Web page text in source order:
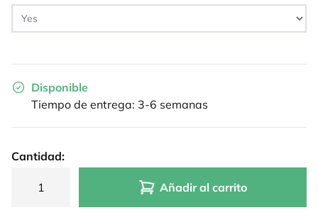
Disponible
Tiempo de entrega: 3-6 semanas
Cantidad:
Añadir al carrito